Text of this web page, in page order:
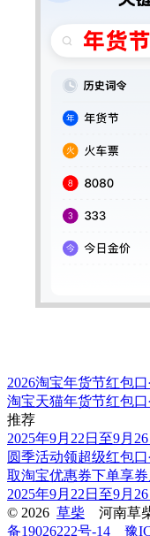
2026淘宝年货节红包
淘宝天猫年货节红包口
推荐
2025年9月22日至9月
圆季活动领超级红包
取淘宝优惠券下单享
2025年9月22日至9月
© 2026 草柴 河南草
备19026222号-14
豫